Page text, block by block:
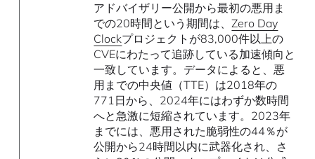
アドバイザリー公開から最初の悪用ま
での20時間という期間は、Zero Day
Clockプロジェクトが83,000件以上の
CVEにわたって追跡している加速傾向と
一致しています。データによると、悪
用までの中央値（TTE）は2018年の
771日から、2024年にはわずか数時間
へと急激に短縮されています。2023年
までには、悪用された脆弱性の44％が
公開から24時間以内に武器化され、さ